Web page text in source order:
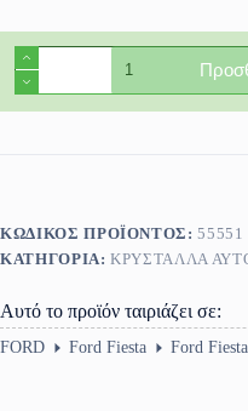
Πίσω
Τζάμι
πόρτας
δεξί
ποσότητα
ΚΩΔΙΚΌΣ ΠΡΟΪΌΝΤΟΣ:55551
ΚΑΤΗΓΟΡΊΑ:ΚΡΎΣΤΑΛΛΑ
Αυτό το προϊόν ταιριάζει σε:
FORD Ford Fiesta Ford